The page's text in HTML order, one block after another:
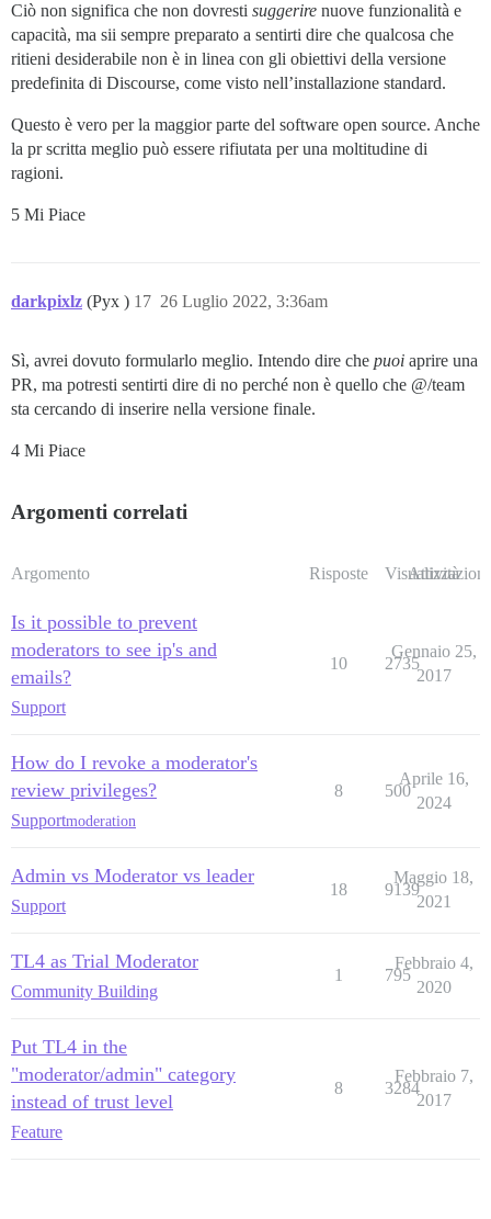
Ciò non significa che non dovresti suggerire nuove funzionalità e
capacità, ma sii sempre preparato a sentirti dire che qualcosa che
ritieni desiderabile non è in linea con gli obiettivi della versione
predefinita di Discourse, come visto nell’installazione standard.
Questo è vero per la maggior parte del software open source. Anche
la pr scritta meglio può essere rifiutata per una moltitudine di
ragioni.
5 Mi Piace
darkpixlz (Pyx ) 26 Luglio 2022, 3:36am
17
Sì, avrei dovuto formularlo meglio. Intendo dire che puoi aprire una
PR, ma potresti sentirti dire di no perché non è quello che @/team
sta cercando di inserire nella versione finale.
4 Mi Piace
Argomenti correlati
Argomento Risposte Visualizzazioni
Attività
Is it possible to prevent
moderators to see ip's and
emails?
Support
10 2735
Gennaio 25,
2017
How do I revoke a moderator's
review privileges?
Supportmoderation
8 500
Aprile 16,
2024
Admin vs Moderator vs leader
Support
18 9139
Maggio 18,
2021
TL4 as Trial Moderator
Community Building
1 795
Febbraio 4,
2020
Put TL4 in the
"moderator/admin" category
instead of trust level
Feature
8 3284
Febbraio 7,
2017